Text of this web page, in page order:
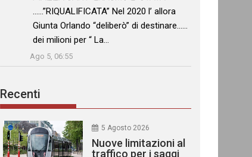
……”RIQUALIFICATA” Nel 2020 l’ allora
Giunta Orlando “deliberò” di destinare……
dei milioni per “ La…
Ago 5, 06:55
Recenti
5 Agosto 2026
Nuove limitazioni al
traffico per i saggi